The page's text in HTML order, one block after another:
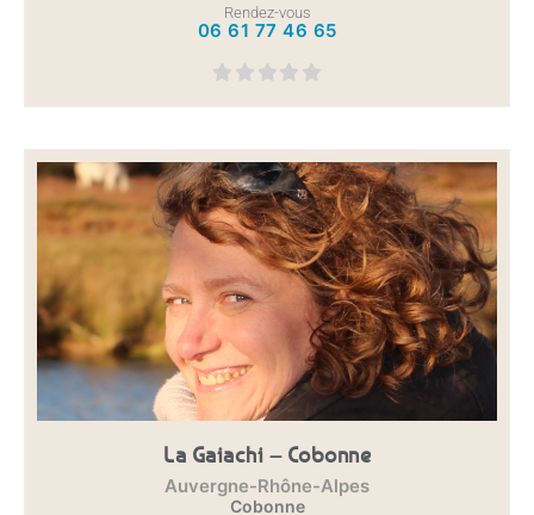
Rendez-vous
06 61 77 46 65
La Gaiachi – Cobonne
Auvergne-Rhône-Alpes
Cobonne